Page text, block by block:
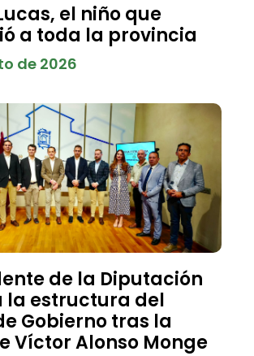
el niño que
a toda la provincia
de 2026
de la Diputación
la estructura del
Gobierno tras la
Víctor Alonso Monge